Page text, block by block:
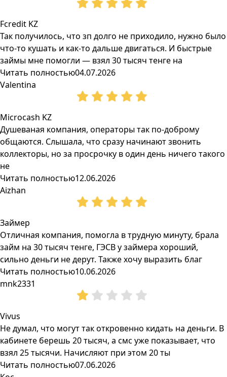
Fcredit KZ
Так получилось, что зп долго не приходило, нужно было
что-то кушать и как-то дальше двигаться. И быстрые
займы мне помогли — взял 30 тысяч тенге на
Читать полностью04.07.2026
Valentina
Microcash KZ
Душеваная компания, операторы так по-доброму
общаются. Слышала, что сразу начинают звонить
коллекторы, но за просрочку в один день ничего такого
не
Читать полностью12.06.2026
Aizhan
Займер
Отличная компания, помогла в трудную минуту, брала
займ на 30 тысяч тенге, ГЭСВ у займера хороший,
сильно деньги не дерут. Также хочу выразить благ
Читать полностью10.06.2026
mnk2331
Vivus
Не думал, что могут так откровенно кидать на деньги. В
кабинете берешь 20 тысяч, а смс уже показывает, что
взял 25 тысячи. Начисляют при этом 20 ты
Читать полностью07.06.2026